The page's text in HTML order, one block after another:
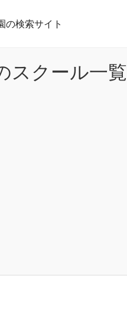
の検索サイト
スクール一覧